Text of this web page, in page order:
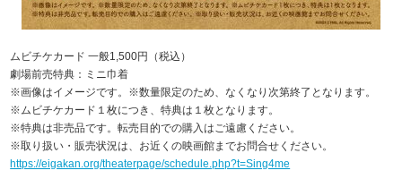
ムビチケカード 一般1,500円（税込）
劇場前売特典：ミニ巾着
※画像はイメージです。※数量限定のため、なくなり次第終了となります。
※ムビチケカード１枚につき、特典は１枚となります。
※特典は非売品です。転売目的での購入はご遠慮ください。
※取り扱い・販売状況は、お近くの映画館までお問合せください。
https://eigakan.org/theaterpage/schedule.php?t=Sing4me